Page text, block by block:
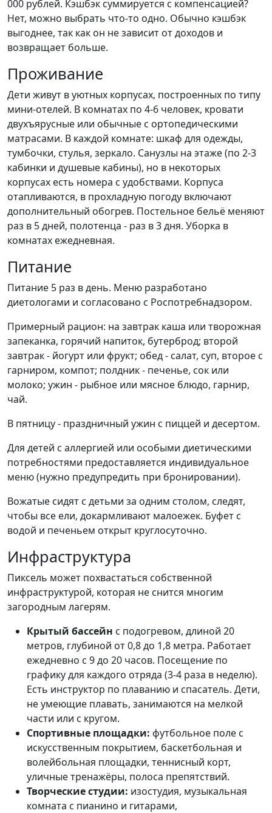
000 рублей. Кэшбэк суммируется с компенсацией?
Нет, можно выбрать что-то одно. Обычно кэшбэк
выгоднее, так как он не зависит от доходов и
возвращает больше.
Проживание
Дети живут в уютных корпусах, построенных по типу
мини-отелей. В комнатах по 4-6 человек, кровати
двухъярусные или обычные с ортопедическими
матрасами. В каждой комнате: шкаф для одежды,
тумбочки, стулья, зеркало. Санузлы на этаже (по 2-3
кабинки и душевые кабины), но в некоторых
корпусах есть номера с удобствами. Корпуса
отапливаются, в прохладную погоду включают
дополнительный обогрев. Постельное бельё меняют
раз в 5 дней, полотенца - раз в 3 дня. Уборка в
комнатах ежедневная.
Питание
Питание 5 раз в день. Меню разработано
диетологами и согласовано с Роспотребнадзором.
Примерный рацион: на завтрак каша или творожная
запеканка, горячий напиток, бутерброд; второй
завтрак - йогурт или фрукт; обед - салат, суп, второе с
гарниром, компот; полдник - печенье, сок или
молоко; ужин - рыбное или мясное блюдо, гарнир,
чай.
В пятницу - праздничный ужин с пиццей и десертом.
Для детей с аллергией или особыми диетическими
потребностями предоставляется индивидуальное
меню (нужно предупредить при бронировании).
Вожатые сидят с детьми за одним столом, следят,
чтобы все ели, докармливают малоежек. Буфет с
водой и печеньем открыт круглосуточно.
Инфраструктура
Пиксель может похвастаться собственной
инфраструктурой, которая не снится многим
загородным лагерям.
Крытый бассейн с подогревом, длиной 20
метров, глубиной от 0,8 до 1,8 метра. Работает
ежедневно с 9 до 20 часов. Посещение по
графику для каждого отряда (3-4 раза в неделю).
Есть инструктор по плаванию и спасатель. Дети,
не умеющие плавать, занимаются на мелкой
части или с кругом.
Спортивные площадки: футбольное поле с
искусственным покрытием, баскетбольная и
волейбольная площадки, теннисный корт,
уличные тренажёры, полоса препятствий.
Творческие студии: изостудия, музыкальная
комната с пианино и гитарами,